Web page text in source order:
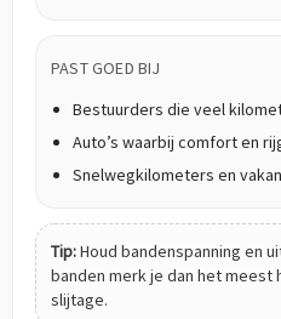
PAST GOED BIJ
Bestuurders die veel
Auto’s waarbij comfort en
Snelwegkilometers en
Tip:Houd bandenspanning en
banden merk je dan het meest
slijtage.